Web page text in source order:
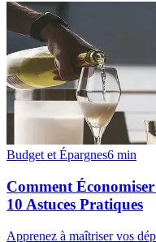
Budget et Épargnes6 min
Comment
10 Astuces Pratiques
Apprenez à maîtriser vos